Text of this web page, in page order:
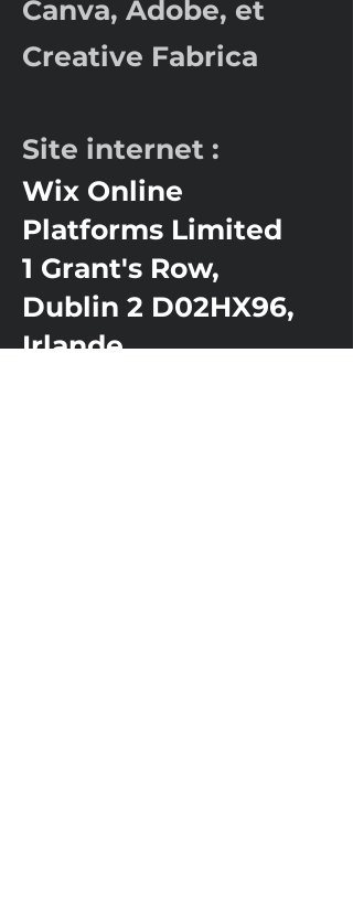
Canva, Adobe, et
Creative Fabrica
Site internet :
Wix Online
Platforms Limited
1 Grant's Row,
Dublin 2 D02HX96,
Irlande.